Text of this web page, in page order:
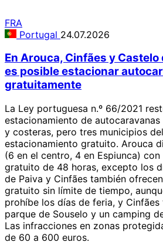
FRA
Portugal 24.07.2026
En Arouca, Cinfães y Castelo
es posible estacionar
gratuitamente
La Ley portuguesa n.º 66/2021
estacionamiento de
y costeras, pero tres municipios
estacionamiento gratuito. Arouca
(6 en el centro, 4 en Espiunca)
gratuito de 48 horas, excepto los
de Paiva y Cinfães también
gratuito sin límite de tiempo,
prohíbe los días de feria, y Cinfães
parque de Souselo y un camping
Las infracciones en zonas
de 60 a 600 euros.